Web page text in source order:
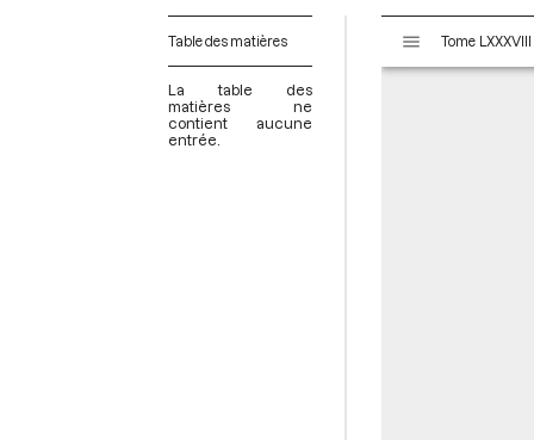
Table des matières
La table des
matières ne
contient aucune
entrée.
s